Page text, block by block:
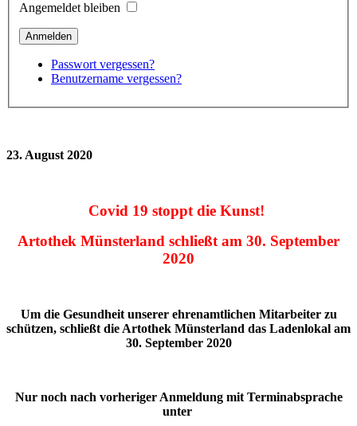
Angemeldet bleiben
Passwort vergessen?
Benutzername vergessen?
23. August 2020
Covid 19 stoppt die Kunst!
Artothek Münsterland schließt am 30. September
2020
Um die Gesundheit unserer ehrenamtlichen Mitarbeiter zu
schützen, schließt die Artothek Münsterland das Ladenlokal am
30. September 2020
Nur noch nach vorheriger Anmeldung mit Terminabsprache
unter